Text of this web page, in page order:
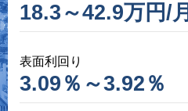
18.3～42.9万円/月
表面利回り
3.09％～3.92％